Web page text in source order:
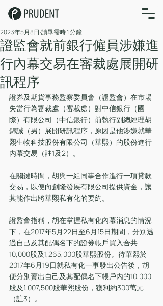
證監會就前銀行僱員涉嫌進
行內幕交易在審裁處展開研
訊程序
2023年5月8日 讀畢需時 1 分鐘
證券及期貨事務監察委員會（證監會）在市場
失當行為審裁處（審裁處）對中信銀行（國
際）有限公司（中信銀行）前執行副總經理胡
錦誠（男）展開研訊程序，原因是他涉嫌就華
熙生物科技股份有限公司（華熙）的股份進行
內幕交易（註1及2）。
在關鍵時間，胡與一組同事合作進行一項貸款
交易，以便向創隆發展有限公司提供資金，讓
其能作出將華熙私有化的要約。
證監會指稱，胡在掌握私有化內幕消息的情況
下，在2017年5月22日至6月15日期間，分別透
過自己及其配偶名下的證券帳戶買入合共
10,000股及1,265,000股華熙股份。待華熙於
2017年6月19日就私有化一事發出公告後，胡
便分別賣出自己及其配偶名下帳戶內的10,000
股及1,007,500股華熙股份，獲利約300萬元
（註3）。